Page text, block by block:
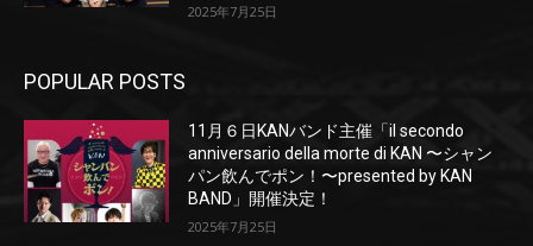
2025年7月25日
POPULAR POSTS
11月６日KANバンド主催「il secondo
anniversario della morte di KAN 〜シャン
パン飲んでポン！〜presented by KAN
BAND」開催決定！
2025年7月25日